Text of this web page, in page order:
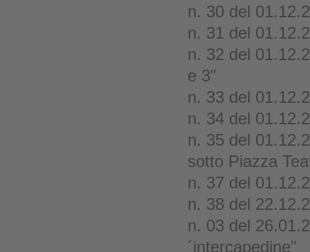
n. 30 del
n. 31 del
n. 32 del
e 3"
n. 33 del
n. 34 del
n. 35 del
sotto Piazza
n. 37 del
n. 38 del
n. 03 del
´intercapedine"